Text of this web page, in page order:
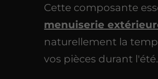
Cette composante
menuiserie
naturellement la
vos pièces durant l'été.